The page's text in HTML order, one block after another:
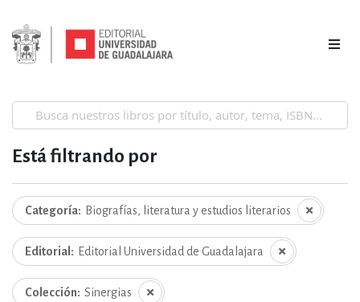
Está filtrando por
Categoría Biografías, literatura y estudios literarios
Editorial Editorial Universidad de Guadalajara
Colección Sinergias